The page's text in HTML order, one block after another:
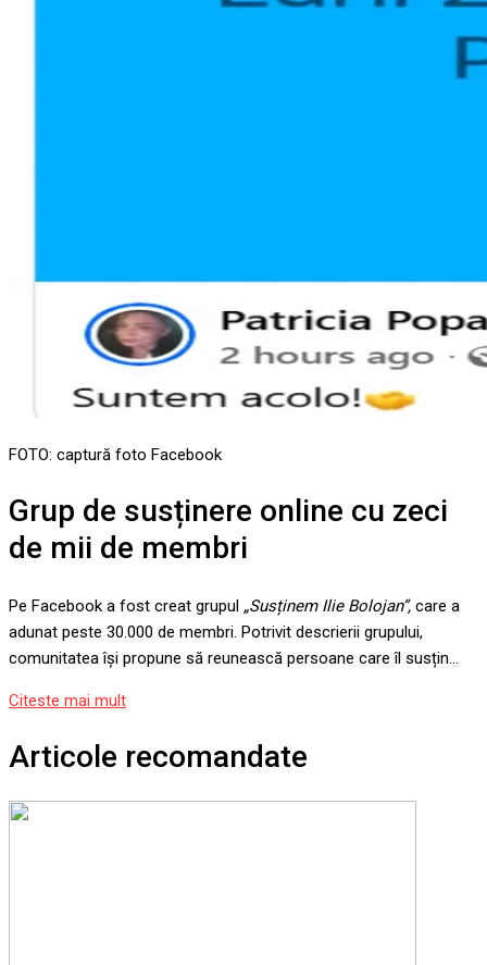
FOTO: captură foto Facebook
Grup de susținere online cu zeci
de mii de membri
Pe Facebook a fost creat grupul „Susținem Ilie Bolojan”, care a
adunat peste 30.000 de membri. Potrivit descrierii grupului,
comunitatea își propune să reunească persoane care îl susțin…
Citeste mai mult
Articole recomandate